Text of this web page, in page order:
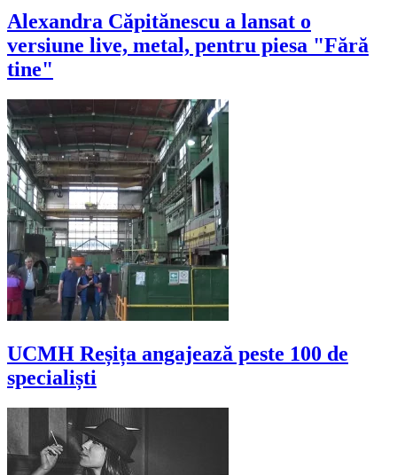
Alexandra Căpitănescu a lansat o
versiune live, metal, pentru piesa "Fără
tine"
UCMH Reșița angajează peste 100 de
specialiști